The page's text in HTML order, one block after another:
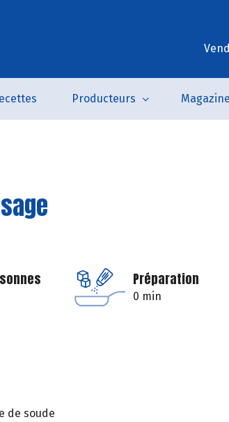
Producteurs
Préparation
0 min
de soude